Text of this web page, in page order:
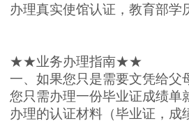
办理真实使馆认证，教育部学
★★业务办理指南★★
一、如果您只是需要文凭给父
您只需办理一份毕业证成绩单
办理的认证材料（毕业证，成